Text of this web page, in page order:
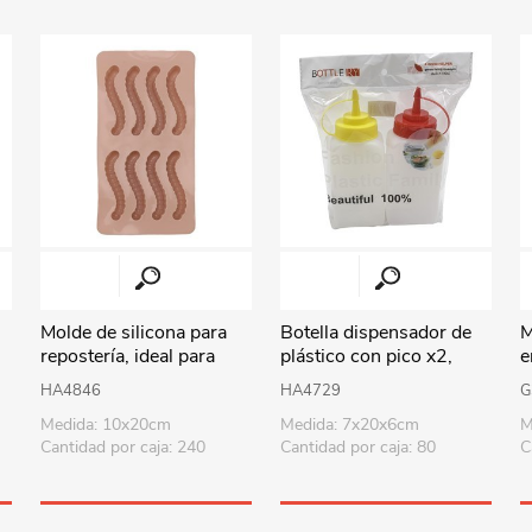
Juguetes para jardín
Rodados
Mobiliario-adornos-acces.
Instrumentos musicales
Amansaloco-spinner-
Ciencia
Juegos de salón
Bloques para armar
Molde de silicona para
repostería, ideal para
chocolate, gelatina etc,
varios colores
HA4846
Medida: 10x20cm
Cantidad por caja: 240
Botella dispensador de
plástico con pico x2,
500ml para salsas, en
bolsa
HA4729
Medida: 7x20x6cm
Cantidad por caja: 80